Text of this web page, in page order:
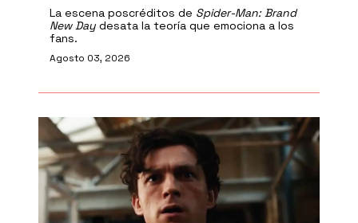
La escena poscréditos de Spider-Man: Brand
New Day desata la teoría que emociona a los
fans.
Agosto 03, 2026